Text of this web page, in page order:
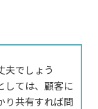
夫でしょう
しては、顧客に
り共有すれば問